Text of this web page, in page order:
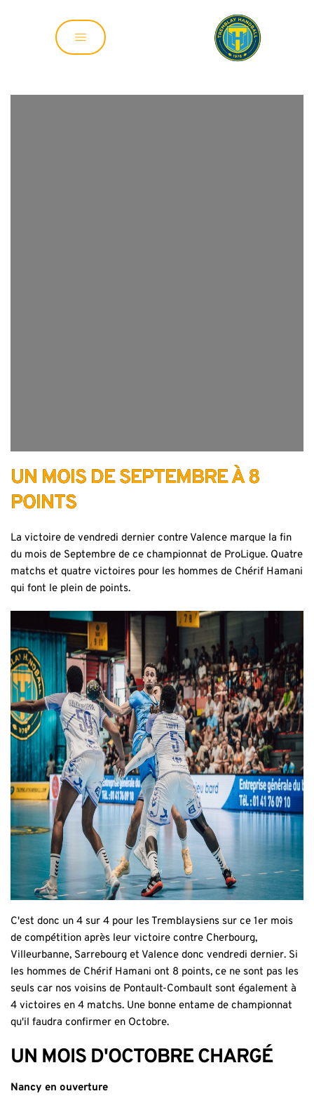
UN MOIS DE SEPTEMBRE À 8
POINTS
La victoire de vendredi dernier contre Valence marque la fin
du mois de Septembre de ce championnat de ProLigue. Quatre
matchs et quatre victoires pour les hommes de Chérif Hamani
qui font le plein de points.
C'est donc un 4 sur 4 pour les Tremblaysiens sur ce 1er mois
de compétition après leur victoire contre Cherbourg,
Villeurbanne, Sarrebourg et Valence donc vendredi dernier. Si
les hommes de Chérif Hamani ont 8 points, ce ne sont pas les
seuls car nos voisins de Pontault-Combault sont également à
4 victoires en 4 matchs. Une bonne entame de championnat
qu'il faudra confirmer en Octobre.
UN MOIS D'OCTOBRE CHARGÉ
Nancy en ouverture